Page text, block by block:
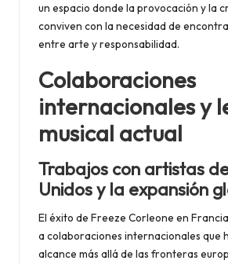
un espacio donde la provocación y la
conviven con la necesidad de
entre arte y responsabilidad.
Colaboraciones
internacionales y
musical actual
Trabajos con artistas
Unidos y la expansión
El éxito de Freeze Corleone en
a colaboraciones internacionales que
alcance más allá de las fronteras